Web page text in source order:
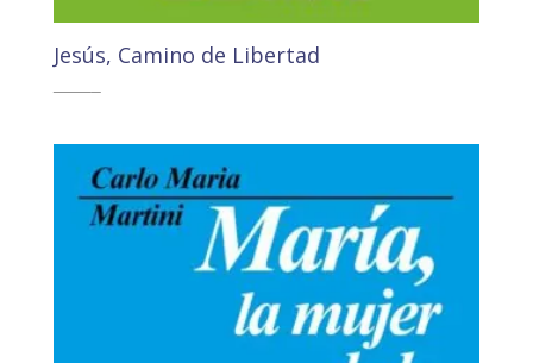
Jesús, Camino de Libertad
3,70€